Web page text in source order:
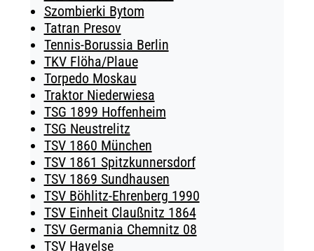
Szombierki Bytom
Tatran Presov
Tennis-Borussia Berlin
TKV Flöha/Plaue
Torpedo Moskau
Traktor Niederwiesa
TSG 1899 Hoffenheim
TSG Neustrelitz
TSV 1860 München
TSV 1861 Spitzkunnersdorf
TSV 1869 Sundhausen
TSV Böhlitz-Ehrenberg 1990
TSV Einheit Claußnitz 1864
TSV Germania Chemnitz 08
TSV Havelse